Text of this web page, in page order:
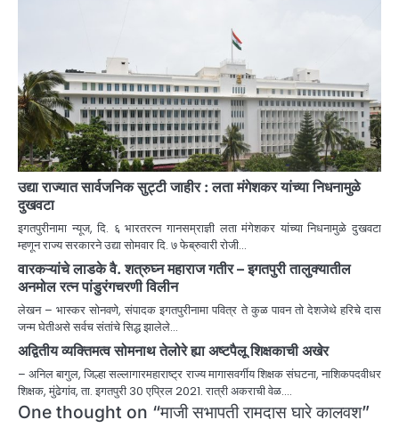
उद्या राज्यात सार्वजनिक सुट्टी जाहीर : लता मंगेशकर यांच्या निधनामुळे
दुखवटा
इगतपुरीनामा न्यूज, दि. ६ भारतरत्न गानसम्राज्ञी लता मंगेशकर यांच्या निधनामुळे दुखवटा
म्हणून राज्य सरकारने उद्या सोमवार दि. ७ फेब्रुवारी रोजी…
वारकऱ्यांचे लाडके वै. शत्रुघ्न महाराज गतीर – इगतपुरी तालुक्यातील
अनमोल रत्न पांडुरंगचरणी विलीन
लेखन – भास्कर सोनवणे, संपादक इगतपुरीनामा पवित्र ते कुळ पावन तो देशजेथे हरिचे दास
जन्म घेतीअसे सर्वच संतांचे सिद्ध झालेले…
अद्वितीय व्यक्तिमत्व सोमनाथ तेलोरे ह्या अष्टपैलू शिक्षकाची अखेर
– अनिल बागुल, जिल्हा सल्लागारमहाराष्ट्र राज्य मागासवर्गीय शिक्षक संघटना, नाशिकपदवीधर
शिक्षक, मुंढेगांव, ता. इगतपुरी 30 एप्रिल 2021. रात्री अकराची वेळ.…
One thought on “माजी सभापती रामदास घारे कालवश”